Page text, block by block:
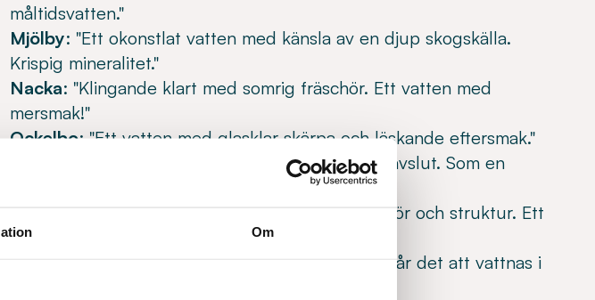
Om
måltidsvatten."
Mjölby: "Ett okonstlat vatten med känsla av en djup skogskälla.
Krispig mineralitet."
Nacka: "Klingande klart med somrig fräschör. Ett vatten med
mersmak!"
Ockelbo: "Ett vatten med glasklar skärpa och läskande eftersmak."
: "Elegant mineralitet med svalkande avslut. Som en
: "Ett gastronomiskt vatten med fräschör och struktur. Ett
riktigt lyxvatten!"
: "Ett vatten med unik karaktär som får det att vattnas i